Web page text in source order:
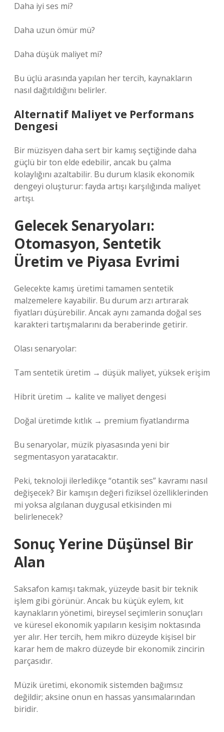
Daha iyi ses mi?
Daha uzun ömür mü?
Daha düşük maliyet mi?
Bu üçlü arasında yapılan her tercih, kaynakların
nasıl dağıtıldığını belirler.
Alternatif Maliyet ve Performans
Dengesi
Bir müzisyen daha sert bir kamış seçtiğinde daha
güçlü bir ton elde edebilir, ancak bu çalma
kolaylığını azaltabilir. Bu durum klasik ekonomik
dengeyi oluşturur: fayda artışı karşılığında maliyet
artışı.
Gelecek Senaryoları:
Otomasyon, Sentetik
Üretim ve Piyasa Evrimi
Gelecekte kamış üretimi tamamen sentetik
malzemelere kayabilir. Bu durum arzı artırarak
fiyatları düşürebilir. Ancak aynı zamanda doğal ses
karakteri tartışmalarını da beraberinde getirir.
Olası senaryolar:
Tam sentetik üretim → düşük maliyet, yüksek erişim
Hibrit üretim → kalite ve maliyet dengesi
Doğal üretimde kıtlık → premium fiyatlandırma
Bu senaryolar, müzik piyasasında yeni bir
segmentasyon yaratacaktır.
Peki, teknoloji ilerledikçe “otantik ses” kavramı nasıl
değişecek? Bir kamışın değeri fiziksel özelliklerinden
mi yoksa algılanan duygusal etkisinden mi
belirlenecek?
Sonuç Yerine Düşünsel Bir
Alan
Saksafon kamışı takmak, yüzeyde basit bir teknik
işlem gibi görünür. Ancak bu küçük eylem, kıt
kaynakların yönetimi, bireysel seçimlerin sonuçları
ve küresel ekonomik yapıların kesişim noktasında
yer alır. Her tercih, hem mikro düzeyde kişisel bir
karar hem de makro düzeyde bir ekonomik zincirin
parçasıdır.
Müzik üretimi, ekonomik sistemden bağımsız
değildir; aksine onun en hassas yansımalarından
biridir.